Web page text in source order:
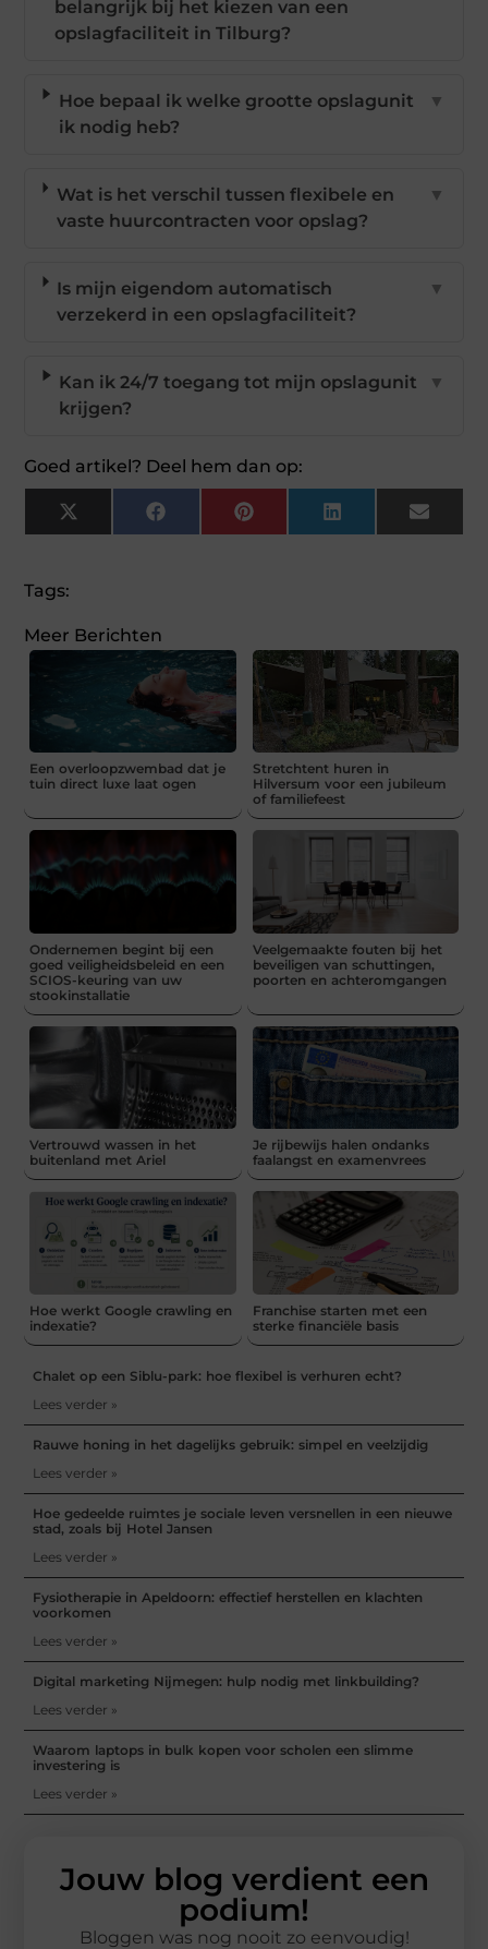
belangrijk bij het kiezen van een
opslagfaciliteit in Tilburg?
Hoe bepaal ik welke grootte opslagunit
ik nodig heb?
▼
Wat is het verschil tussen flexibele en
vaste huurcontracten voor opslag?
▼
Is mijn eigendom automatisch
verzekerd in een opslagfaciliteit?
▼
Kan ik 24/7 toegang tot mijn opslagunit
krijgen?
▼
Goed artikel? Deel hem dan op:
X
(Twitter)
FacebookPinterestLinkedIn Email
Tags:
Meer Berichten
Een overloopzwembad dat je
tuin direct luxe laat ogen
Stretchtent huren in
Hilversum voor een jubileum
of familiefeest
Ondernemen begint bij een
goed veiligheidsbeleid en een
SCIOS-keuring van uw
stookinstallatie
Veelgemaakte fouten bij het
beveiligen van schuttingen,
poorten en achteromgangen
Vertrouwd wassen in het
buitenland met Ariel
Je rijbewijs halen ondanks
faalangst en examenvrees
Hoe werkt Google crawling en
indexatie?
Franchise starten met een
sterke financiële basis
Chalet op een Siblu-park: hoe flexibel is verhuren echt?
Lees verder »
Rauwe honing in het dagelijks gebruik: simpel en veelzijdig
Lees verder »
Hoe gedeelde ruimtes je sociale leven versnellen in een nieuwe
stad, zoals bij Hotel Jansen
Lees verder »
Fysiotherapie in Apeldoorn: effectief herstellen en klachten
voorkomen
Lees verder »
Digital marketing Nijmegen: hulp nodig met linkbuilding?
Lees verder »
Waarom laptops in bulk kopen voor scholen een slimme
investering is
Lees verder »
Jouw blog verdient een
podium!
Bloggen was nog nooit zo eenvoudig!